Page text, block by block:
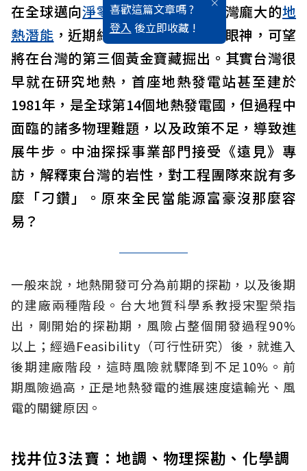
喜歡這篇文章嗎 ?
登入 後立即收藏 !
在全球邁向淨零碳排的長征上，台灣龐大的地
熱潛能 ，近期終於迎來政府關愛的眼神，可望
將在台灣的第三個黃金寶藏掘出。其實台灣很
早就在研究地熱，首座地熱發電站甚至建於
1981年，是全球第14個地熱發電國，但過程中
面臨的諸多物理難題，以及政策不足，導致進
展牛步。中油探採事業部門接受《遠見》專
訪，解釋東台灣的岩性，對工程團隊來說有多
麼「刁鑽」。原來全民當能源富豪沒那麼容
易？
一般來說，地熱開發可分為前期的探勘，以及後期
的建廠兩種階段。台大地質科學系教授宋聖榮指
出，剛開始的探勘期，風險占整個開發過程90%
以上；經過Feasibility（可行性研究）後，就進入
後期建廠階段，這時風險就驟降到不足10%。前
期風險過高，正是地熱發電的進展速度遠輸光、風
電的關鍵原因。
找井位3法寶：地調、物理探勘、化學調